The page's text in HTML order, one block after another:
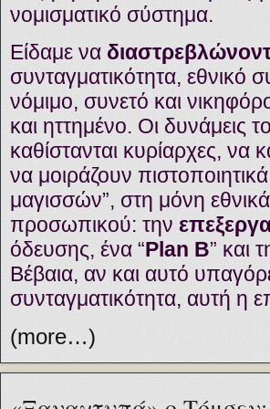
νομισματικό σύστημα.
Είδαμε να
συνταγματικότητα, εθνικό
νόμιμο, συνετό και
και ηττημένο. Οι δυνάμεις
καθίστανται κυρίαρχες, να
να μοιράζουν
μαγισσών”, στη μόνη
προσωπικού: την
όδευσης, ένα “Plan B” και
Βέβαια, αν και αυτό
συνταγματικότητα, αυτή η
(more…)